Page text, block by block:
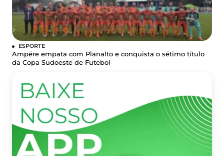
ESPORTE
Ampére empata com Planalto e conquista o sétimo título
da Copa Sudoeste de Futebol